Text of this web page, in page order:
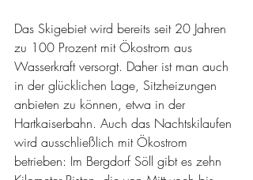
Das Skigebiet wird bereits seit 20 Jahren
zu 100 Prozent mit Ökostrom aus
Wasserkraft versorgt. Daher ist man auch
in der glücklichen Lage, Sitzheizungen
anbieten zu können, etwa in der
Hartkaiserbahn. Auch das Nachtskilaufen
wird ausschließlich mit Ökostrom
betrieben: Im Bergdorf Söll gibt es zehn